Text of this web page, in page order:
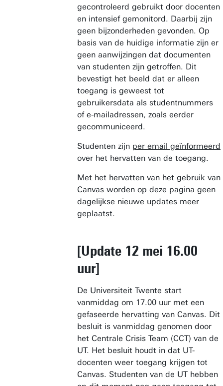
gecontroleerd gebruikt door docenten
en intensief gemonitord. Daarbij zijn
geen bijzonderheden gevonden. Op
basis van de huidige informatie zijn er
geen aanwijzingen dat documenten
van studenten zijn getroffen. Dit
bevestigt het beeld dat er alleen
toegang is geweest tot
gebruikersdata als studentnummers
of e-mailadressen, zoals eerder
gecommuniceerd.
Studenten zijn per email geïnformeerd
over het hervatten van de toegang.
Met het hervatten van het gebruik van
Canvas worden op deze pagina geen
dagelijkse nieuwe updates meer
geplaatst.
[Update 12 mei 16.00
uur]
De Universiteit Twente start
vanmiddag om 17.00 uur met een
gefaseerde hervatting van Canvas. Dit
besluit is vanmiddag genomen door
het Centrale Crisis Team (CCT) van de
UT. Het besluit houdt in dat UT-
docenten weer toegang krijgen tot
Canvas. Studenten van de UT hebben